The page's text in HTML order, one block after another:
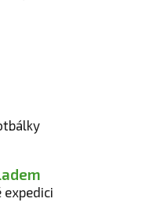
expedici